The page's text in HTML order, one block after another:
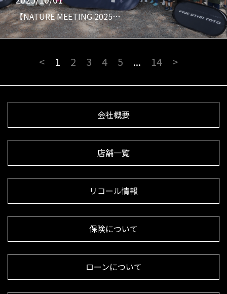
【NATURE MEETING 2025…
< 1 2 3 4 5 ... 14 >
会社概要
店舗一覧
リコール情報
保険について
ローンについて